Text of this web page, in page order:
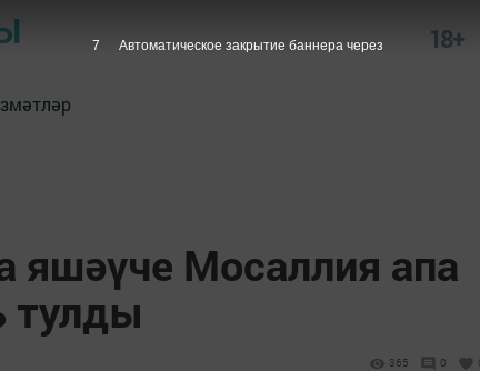
18+
Мосаллия апа
тулды
365 0
5 Автоматическое закрытие баннера через